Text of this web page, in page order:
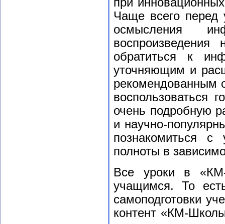
Чаще всего перед
осмысления
обратиться к
уточняющим и
рекомендованным
воспользоваться
очень подробную
и научно-
познакомиться
полноты в
Все уроки в
учащимся. То
самоподготовки
контент «КМ-